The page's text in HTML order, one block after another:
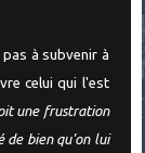
à subvenir à
celui qui l'est
une frustration
de bien qu'on lui